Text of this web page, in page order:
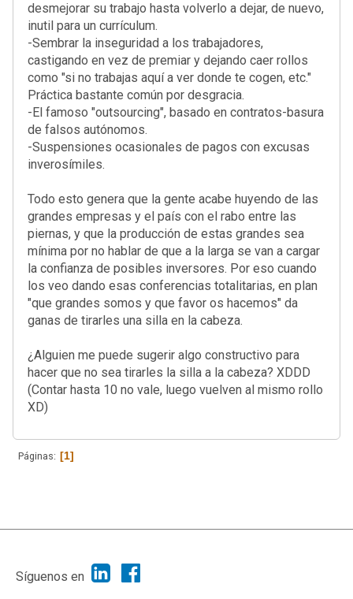
desmejorar su trabajo hasta volverlo a dejar, de nuevo,
inutil para un currículum.
-Sembrar la inseguridad a los trabajadores,
castigando en vez de premiar y dejando caer rollos
como "si no trabajas aquí a ver donde te cogen, etc."
Práctica bastante común por desgracia.
-El famoso "outsourcing", basado en contratos-basura
de falsos autónomos.
-Suspensiones ocasionales de pagos con excusas
inverosímiles.
Todo esto genera que la gente acabe huyendo de las
grandes empresas y el país con el rabo entre las
piernas, y que la producción de estas grandes sea
mínima por no hablar de que a la larga se van a cargar
la confianza de posibles inversores. Por eso cuando
los veo dando esas conferencias totalitarias, en plan
"que grandes somos y que favor os hacemos" da
ganas de tirarles una silla en la cabeza.
¿Alguien me puede sugerir algo constructivo para
hacer que no sea tirarles la silla a la cabeza? XDDD
(Contar hasta 10 no vale, luego vuelven al mismo rollo
XD)
Páginas 1
|
Síguenos en